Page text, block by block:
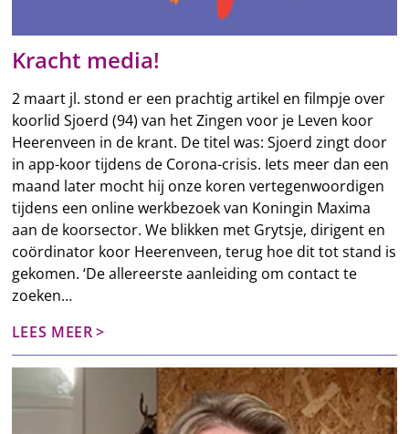
Kracht media!
2 maart jl. stond er een prachtig artikel en filmpje over
koorlid Sjoerd (94) van het Zingen voor je Leven koor
Heerenveen in de krant. De titel was: Sjoerd zingt door
in app-koor tijdens de Corona-crisis. Iets meer dan een
maand later mocht hij onze koren vertegenwoordigen
tijdens een online werkbezoek van Koningin Maxima
aan de koorsector. We blikken met Grytsje, dirigent en
coördinator koor Heerenveen, terug hoe dit tot stand is
gekomen. ‘De allereerste aanleiding om contact te
zoeken…
LEES MEER